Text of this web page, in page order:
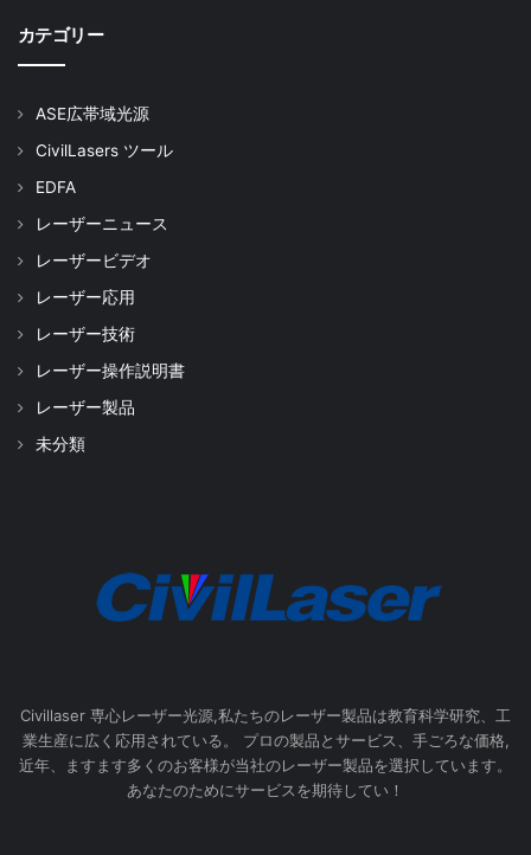
カテゴリー
ASE広帯域光源
CivilLasers ツール
EDFA
レーザーニュース
レーザービデオ
レーザー応用
レーザー技術
レーザー操作説明書
レーザー製品
未分類
Civillaser 専心レーザー光源,私たちのレーザー製品は教育科学研究、工
業生産に広く応用されている。 プロの製品とサービス、手ごろな価格,
近年、ますます多くのお客様が当社のレーザー製品を選択しています。
あなたのためにサービスを期待してい！